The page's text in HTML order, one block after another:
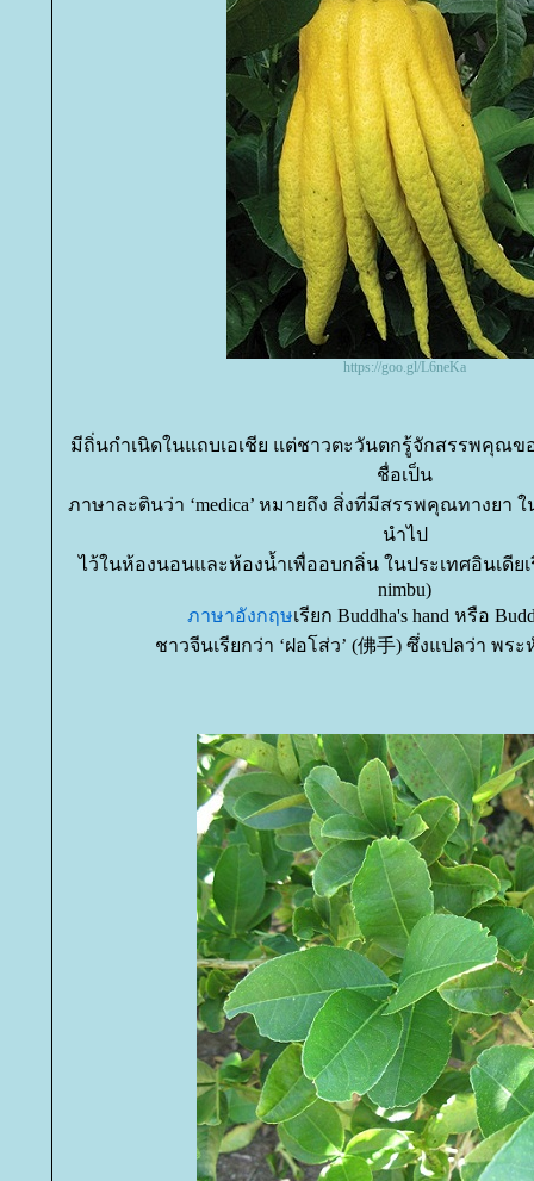
https://goo.gl/L6neKa
มีถิ่นกำเนิดในแถบเอเชีย แต่ชาวตะวันตกรู้จักสรรพคุณ
ชื่อเป็น
ภาษาละตินว่า ‘medica’ หมายถึง สิ่งที่มีสรรพคุณทางยา ใ
นำไป
ไว้ในห้องนอนและห้องน้ำเพื่ออบกลิ่น ในประเทศอินเดียเ
nimbu)
ภาษาอังกฤษเรียก Buddha's hand หรือ
ชาวจีนเรียกว่า ‘ฝอโส่ว’ (佛手) ซึ่งแปลว่า พร